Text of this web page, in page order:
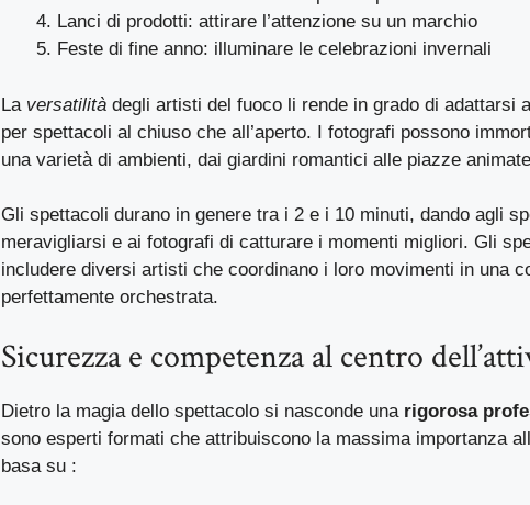
Lanci di prodotti: attirare l’attenzione su un marchio
Feste di fine anno: illuminare le celebrazioni invernali
La versatilità degli artisti del fuoco li rende in grado di adattarsi
per spettacoli al chiuso che all’aperto. I fotografi possono
una varietà di ambienti, dai giardini romantici alle piazze
Gli spettacoli durano in genere tra i 2 e i 10 minuti, dando agli
meravigliarsi e ai fotografi di catturare i momenti migliori. Gli
includere diversi artisti che coordinano i loro movimenti in una
perfettamente orchestrata.
Sicurezza e competenza al centro
Dietro la magia dello spettacolo si nasconde una rigorosa
sono esperti formati che attribuiscono la massima importanza
basa su :